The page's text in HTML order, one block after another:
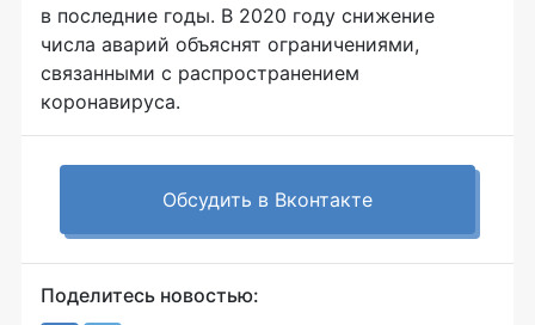
в последние годы. В 2020 году снижение
числа аварий объяснят ограничениями,
связанными с распространением
коронавируса.
Обсудить в Вконтакте
Поделитесь новостью: